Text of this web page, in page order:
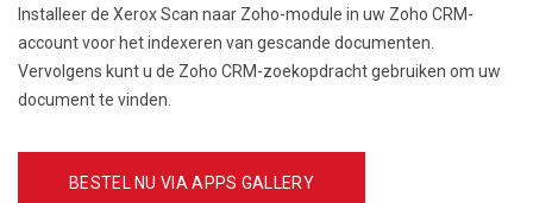
Installeer de Xerox Scan naar Zoho-module in uw Zoho CRM-
account voor het indexeren van gescande documenten.
Vervolgens kunt u de Zoho CRM-zoekopdracht gebruiken om uw
document te vinden.
BESTEL NU VIA APPS GALLERY